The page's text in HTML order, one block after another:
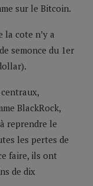
sur le Bitcoin.
la cote n’y a
semonce du 1er
centraux,
BlackRock,
reprendre le
les pertes de
faire, ils ont
de dix